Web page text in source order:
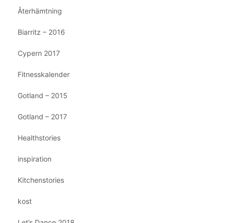
Återhämtning
Biarritz – 2016
Cypern 2017
Fitnesskalender
Gotland – 2015
Gotland – 2017
Healthstories
inspiration
Kitchenstories
kost